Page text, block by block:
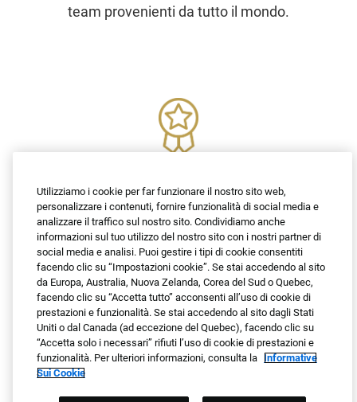
team provenienti da tutto il mondo.
Greatest Workplaces for Parents and
Families
By Newsweek
2023 Nordamerica Vincitore
Award per la Customer Experience
A cura del Talent Board
Utilizziamo i cookie per far funzionare il nostro sito web,
personalizzare i contenuti, fornire funzionalità di social media e
analizzare il traffico sul nostro sito. Condividiamo anche
informazioni sul tuo utilizzo del nostro sito con i nostri partner di
social media e analisi. Puoi gestire i tipi di cookie consentiti
facendo clic su “Impostazioni cookie”. Se stai accedendo al sito
da Europa, Australia, Nuova Zelanda, Corea del Sud o Quebec,
facendo clic su “Accetta tutto” acconsenti all’uso di cookie di
prestazioni e funzionalità. Se stai accedendo al sito dagli Stati
Uniti o dal Canada (ad eccezione del Quebec), facendo clic su
“Accetta solo i necessari” rifiuti l’uso di cookie di prestazioni e
funzionalità. Per ulteriori informazioni, consulta la
Informative
Sui Cookie